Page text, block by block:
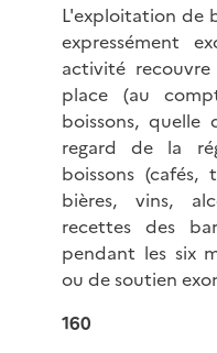
L'exploitation de
expressément
activité
place (au
boissons, quelle
regard de la
boissons
bières, vins,
recettes des
pendant les six
ou de soutien
160